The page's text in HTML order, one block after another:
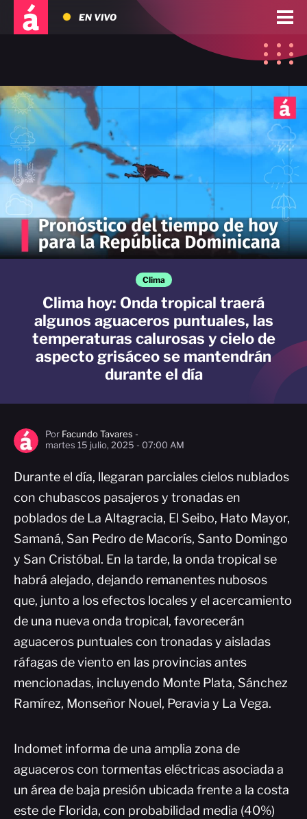
EN VIVO
Clima
Clima hoy: Onda tropical traerá
algunos aguaceros puntuales, las
temperaturas calurosas y cielo de
aspecto grisáceo se mantendrán
durante el día
Por Facundo Tavares -
martes 15 julio, 2025 - 07:00 AM
Durante el día, llegaran parciales cielos nublados
con chubascos pasajeros y tronadas en
poblados de La Altagracia, El Seibo, Hato Mayor,
Samaná, San Pedro de Macorís, Santo Domingo
y San Cristóbal. En la tarde, la onda tropical se
habrá alejado, dejando remanentes nubosos
que, junto a los efectos locales y el acercamiento
de una nueva onda tropical, favorecerán
aguaceros puntuales con tronadas y aisladas
ráfagas de viento en las provincias antes
mencionadas, incluyendo Monte Plata, Sánchez
Ramírez, Monseñor Nouel, Peravia y La Vega.
Indomet informa de una amplia zona de
aguaceros con tormentas eléctricas asociada a
un área de baja presión ubicada frente a la costa
este de Florida, con probabilidad media (40%)